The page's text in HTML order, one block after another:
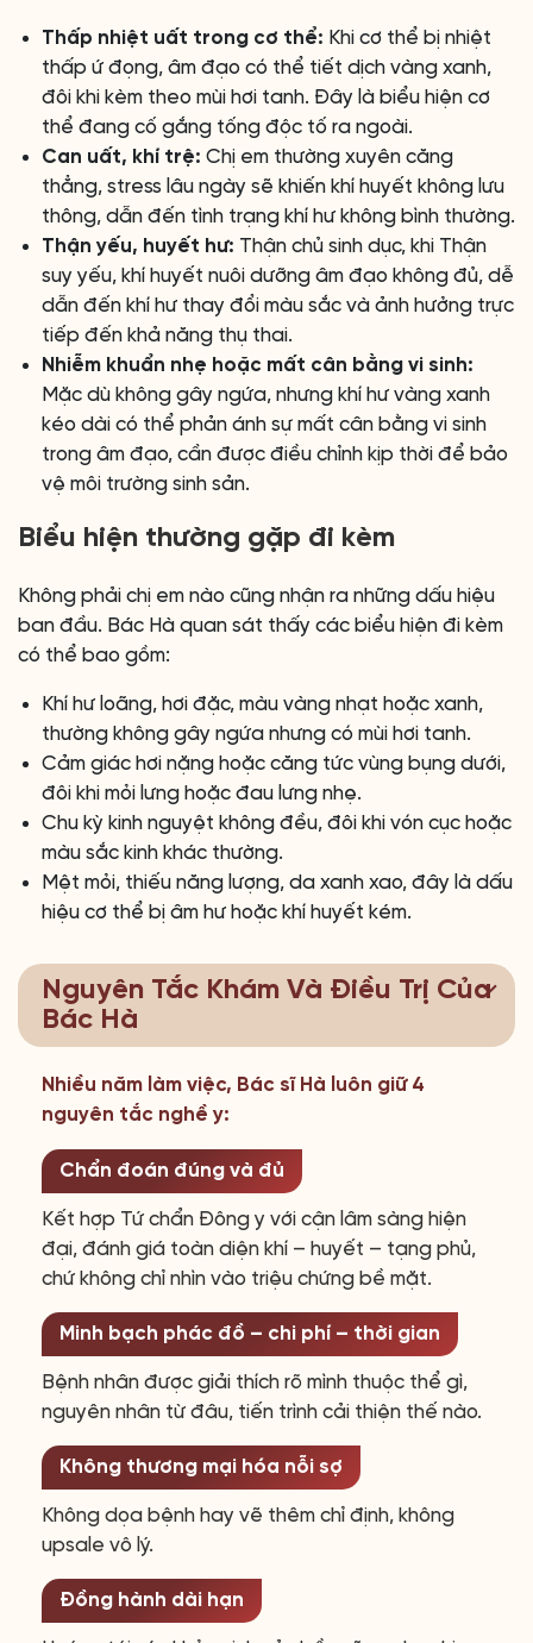
Thấp nhiệt uất trong cơ thể: Khi cơ thể bị nhiệt
thấp ứ đọng, âm đạo có thể tiết dịch vàng xanh,
đôi khi kèm theo mùi hơi tanh. Đây là biểu hiện cơ
thể đang cố gắng tống độc tố ra ngoài.
Can uất, khí trệ: Chị em thường xuyên căng
thẳng, stress lâu ngày sẽ khiến khí huyết không lưu
thông, dẫn đến tình trạng khí hư không bình thường.
Thận yếu, huyết hư: Thận chủ sinh dục, khi Thận
suy yếu, khí huyết nuôi dưỡng âm đạo không đủ, dễ
dẫn đến khí hư thay đổi màu sắc và ảnh hưởng trực
tiếp đến khả năng thụ thai.
Nhiễm khuẩn nhẹ hoặc mất cân bằng vi sinh:
Mặc dù không gây ngứa, nhưng khí hư vàng xanh
kéo dài có thể phản ánh sự mất cân bằng vi sinh
trong âm đạo, cần được điều chỉnh kịp thời để bảo
vệ môi trường sinh sản.
Biểu hiện thường gặp đi kèm
Không phải chị em nào cũng nhận ra những dấu hiệu
ban đầu. Bác Hà quan sát thấy các biểu hiện đi kèm
có thể bao gồm:
Khí hư loãng, hơi đặc, màu vàng nhạt hoặc xanh,
thường không gây ngứa nhưng có mùi hơi tanh.
Cảm giác hơi nặng hoặc căng tức vùng bụng dưới,
đôi khi mỏi lưng hoặc đau lưng nhẹ.
Chu kỳ kinh nguyệt không đều, đôi khi vón cục hoặc
màu sắc kinh khác thường.
Mệt mỏi, thiếu năng lượng, da xanh xao, đây là dấu
hiệu cơ thể bị âm hư hoặc khí huyết kém.
Nguyên Tắc Khám Và Điều Trị Của
Bác Hà
Nhiều năm làm việc, Bác sĩ Hà luôn giữ 4
nguyên tắc nghề y:
Chẩn đoán đúng và đủ
Kết hợp Tứ chẩn Đông y với cận lâm sàng hiện
đại, đánh giá toàn diện khí – huyết – tạng phủ,
chứ không chỉ nhìn vào triệu chứng bề mặt.
Minh bạch phác đồ – chi phí – thời gian
Bệnh nhân được giải thích rõ mình thuộc thể gì,
nguyên nhân từ đâu, tiến trình cải thiện thế nào.
Không thương mại hóa nỗi sợ
Không dọa bệnh hay vẽ thêm chỉ định, không
upsale vô lý.
Đồng hành dài hạn